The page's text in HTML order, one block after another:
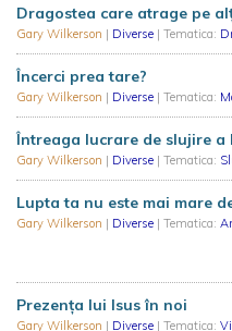
Dragostea care atrage pe
Gary Wilkerson | Diverse | Tematica:
Încerci prea tare?
Gary Wilkerson | Diverse | Tematica:
Întreaga lucrare de slujire a
Gary Wilkerson | Diverse | Tematica:
Lupta ta nu este mai mare
Gary Wilkerson | Diverse | Tematica:
Prezența lui Isus în noi
Gary Wilkerson | Diverse | Tematica: